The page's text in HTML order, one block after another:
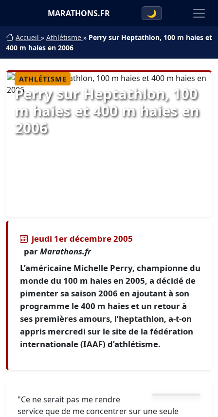
MARATHONS.FR 🌙
Accueil » Athlétisme » Perry sur Heptathlon, 100 m haies et
400 m haies en 2006
ATHLÉTISME
Perry sur Heptathlon, 100
m haies et 400 m haies en
2006
jeudi 1er décembre 2005
parMarathons.fr
L’américaine Michelle Perry, championne du
monde du 100 m haies en 2005, a décidé de
pimenter sa saison 2006 en ajoutant à son
programme le 400 m haies et un retour à
ses premières amours, l’heptathlon, a-t-on
appris mercredi sur le site de la fédération
internationale (IAAF) d’athlétisme.
"Ce ne serait pas me rendre
service que de me concentrer sur une seule